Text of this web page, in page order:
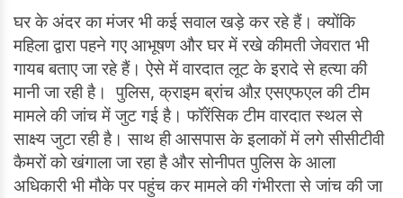
घर के अंदर का मंजर भी कई सवाल खड़े कर रहे हैं। क्योंकि
महिला द्वारा पहने गए आभूषण और घर में रखे कीमती जेवरात भी
गायब बताए जा रहे हैं। ऐसे में वारदात लूट के इरादे से हत्या की
मानी जा रही है। पुलिस, क्राइम ब्रांच औऱ एसएफएल की टीम
मामले की जांच में जुट गई है। फॉरेंसिक टीम वारदात स्थल से
साक्ष्य जुटा रही है। साथ ही आसपास के इलाकों में लगे सीसीटीवी
कैमरों को खंगाला जा रहा है और सोनीपत पुलिस के आला
अधिकारी भी मौके पर पहुंच कर मामले की गंभीरता से जांच की जा